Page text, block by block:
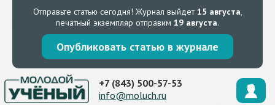
Отправьте статью сегодня! Журнал выйдет15 августа,
печатный экземпляр отправим 19 августа.
Опубликовать статью в журнале
+7 (843) 500-57-53
info@moluch.ru